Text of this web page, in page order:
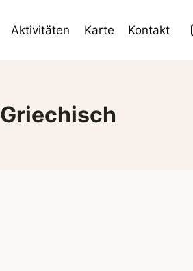
Aktivitäten Karte Kontakt
Griechisch